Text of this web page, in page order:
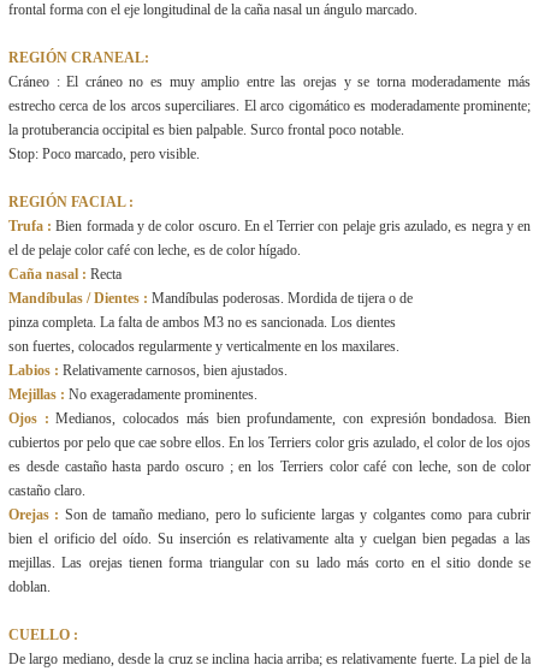
frontal forma con el eje longitudinal de la caña nasal un ángulo marcado.
REGIÓN CRANEAL:
Cráneo : El cráneo no es muy amplio entre las orejas y se torna moderadamente más
estrecho cerca de los arcos superciliares. El arco cigomático es moderadamente prominente;
la protuberancia occipital es bien palpable. Surco frontal poco notable.
Stop: Poco marcado, pero visible.
REGIÓN FACIAL :
Trufa :Bien formada y de color oscuro. En el Terrier con pelaje gris azulado, es negra y en
el de pelaje color café con leche, es de color hígado.
Caña nasal : Recta
Mandíbulas / Dientes : Mandíbulas poderosas. Mordida de tijera o de
pinza completa. La falta de ambos M3 no es sancionada. Los dientes
son fuertes, colocados regularmente y verticalmente en los maxilares.
Labios : Relativamente carnosos, bien ajustados.
Mejillas : No exageradamente prominentes.
Ojos : Medianos, colocados más bien profundamente, con expresión bondadosa. Bien
cubiertos por pelo que cae sobre ellos. En los Terriers color gris azulado, el color de los ojos
es desde castaño hasta pardo oscuro ; en los Terriers color café con leche, son de color
castaño claro.
Orejas : Son de tamaño mediano, pero lo suficiente largas y colgantes como para cubrir
bien el orificio del oído. Su inserción es relativamente alta y cuelgan bien pegadas a las
mejillas. Las orejas tienen forma triangular con su lado más corto en el sitio donde se
doblan.
CUELLO :
De largo mediano, desde la cruz se inclina hacia arriba; es relativamente fuerte. La piel de la